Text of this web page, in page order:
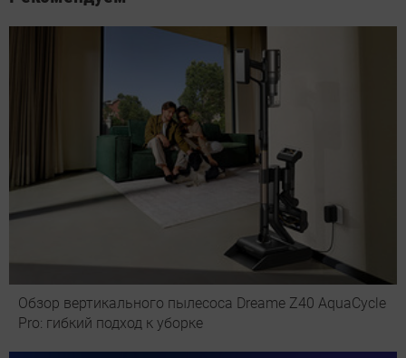
Обзор вертикального пылесоса Dreame Z40 AquaCycle
Pro: гибкий подход к уборке